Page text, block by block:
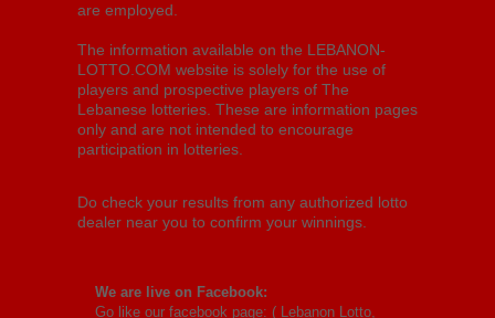
are employed.
The information available on the LEBANON-
LOTTO.COM website is solely for the use of
players and prospective players of The
Lebanese lotteries. These are information pages
only and are not intended to encourage
participation in lotteries.
Do check your results from any authorized lotto
dealer near you to confirm your winnings.
We are live on Facebook:
Go like our facebook page: ( Lebanon Lotto,